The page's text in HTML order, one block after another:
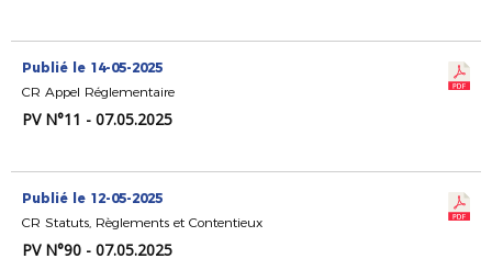
Publié le 14-05-2025
CR Appel Réglementaire
PV N°11 - 07.05.2025
Publié le 12-05-2025
CR Statuts, Règlements et Contentieux
PV N°90 - 07.05.2025